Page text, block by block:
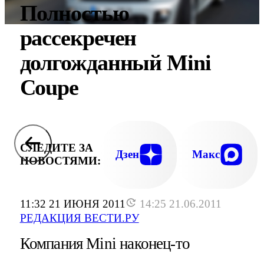
11:32 21 ИЮНЯ 2011
14:25 21.06.2011
РЕДАКЦИЯ ВЕСТИ.РУ
Полностью
рассекречен
долгожданный Mini
Coupe
СЛЕДИТЕ ЗА
НОВОСТЯМИ:
Дзен Макс
Компания Mini наконец-то